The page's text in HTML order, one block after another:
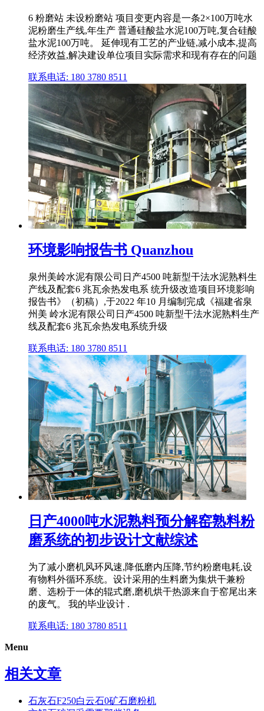
6 粉磨站 未设粉磨站 项目变更内容是一条2×100万吨水
泥粉磨生产线,年生产 普通硅酸盐水泥100万吨,复合硅酸
盐水泥100万吨。 延伸现有工艺的产业链,减小成本,提高
经济效益,解决建设单位项目实际需求和现有存在的问题
联系电话: 180 3780 8511
环境影响报告书 Quanzhou
泉州美岭水泥有限公司日产4500 吨新型干法水泥熟料生
产线及配套6 兆瓦余热发电系 统升级改造项目环境影响
报告书》（初稿）,于2022 年10 月编制完成《福建省泉
州美 岭水泥有限公司日产4500 吨新型干法水泥熟料生产
线及配套6 兆瓦余热发电系统升级
联系电话: 180 3780 8511
日产4000吨水泥熟料预分解窑熟料粉
磨系统的初步设计文献综述
为了减小磨机风环风速,降低磨内压降,节约粉磨电耗,设
有物料外循环系统。设计采用的生料磨为集烘干兼粉
磨、选粉于一体的辊式磨,磨机烘干热源来自于窑尾出来
的废气。 我的毕业设计 .
联系电话: 180 3780 8511
Menu
相关文章
石灰石F250白云石0矿石磨粉机